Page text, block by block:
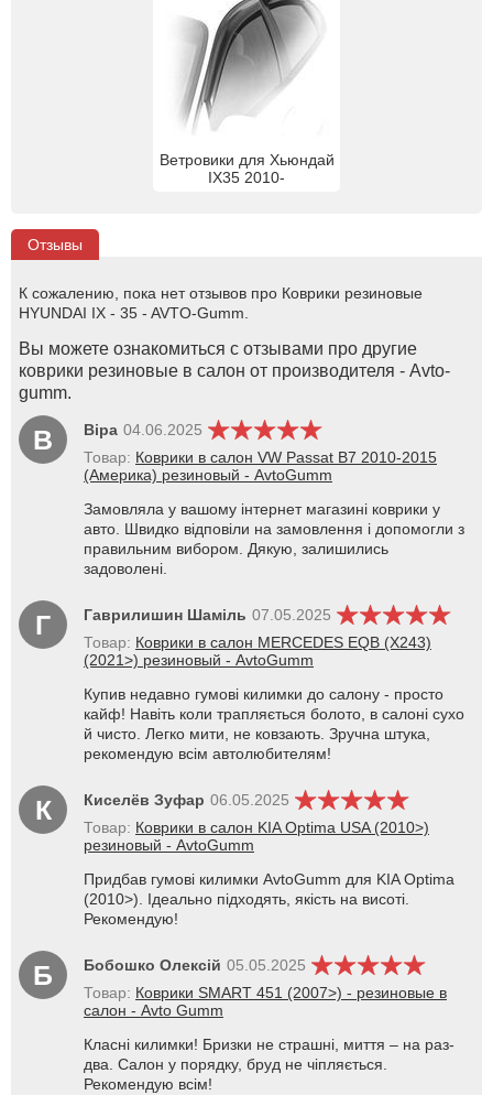
Ветровики для Хьюндай
IX35 2010-
Отзывы
К сожалению, пока нет отзывов про Коврики резиновые
HYUNDAI IX - 35 - AVTO-Gumm.
Вы можете ознакомиться с отзывами про другие
коврики резиновые в салон от производителя - Avto-
gumm.
В Віра 04.06.2025
Товар: Коврики в салон VW Passat B7 2010-2015
(Америка) резиновый - AvtoGumm
Замовляла у вашому інтернет магазині коврики у
авто. Швидко відповіли на замовлення і допомогли з
правильним вибором. Дякую, залишились
задоволені.
Г Гаврилишин Шаміль 07.05.2025
Товар: Коврики в салон MERCEDES EQB (X243)
(2021>) резиновый - AvtoGumm
Купив недавно гумові килимки до салону - просто
кайф! Навіть коли трапляється болото, в салоні сухо
й чисто. Легко мити, не ковзають. Зручна штука,
рекомендую всім автолюбителям!
К Киселёв Зуфар 06.05.2025
Товар: Коврики в салон KIA Optima USA (2010>)
резиновый - AvtoGumm
Придбав гумові килимки AvtoGumm для KIA Optima
(2010>). Ідеально підходять, якість на висоті.
Рекомендую!
Б Бобошко Олексій 05.05.2025
Товар: Коврики SMART 451 (2007>) - резиновые в
салон - Avto Gumm
Класні килимки! Бризки не страшні, миття – на раз-
два. Салон у порядку, бруд не чіпляється.
Рекомендую всім!